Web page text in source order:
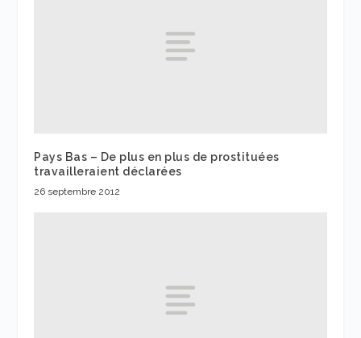
Pays Bas – De plus en plus de prostituées
travailleraient déclarées
26 septembre 2012